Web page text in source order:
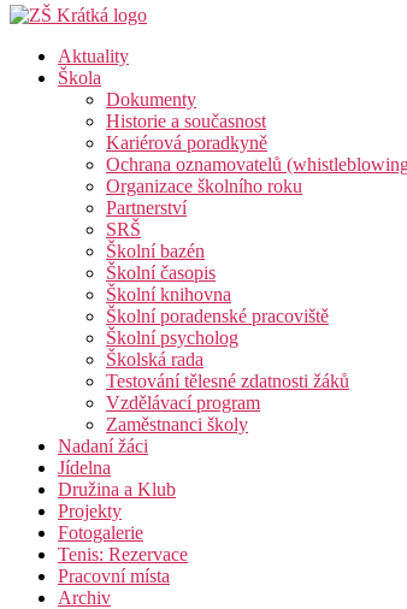
Aktuality
Škola
Dokumenty
Historie a současnost
Kariérová poradkyně
Ochrana oznamovatelů
Organizace školního roku
Partnerství
SRŠ
Školní bazén
Školní časopis
Školní knihovna
Školní poradenské pracoviště
Školní psycholog
Školská rada
Testování tělesné zdatnosti žáků
Vzdělávací program
Zaměstnanci školy
Nadaní žáci
Jídelna
Družina a Klub
Projekty
Fotogalerie
Tenis: Rezervace
Pracovní místa
Archiv